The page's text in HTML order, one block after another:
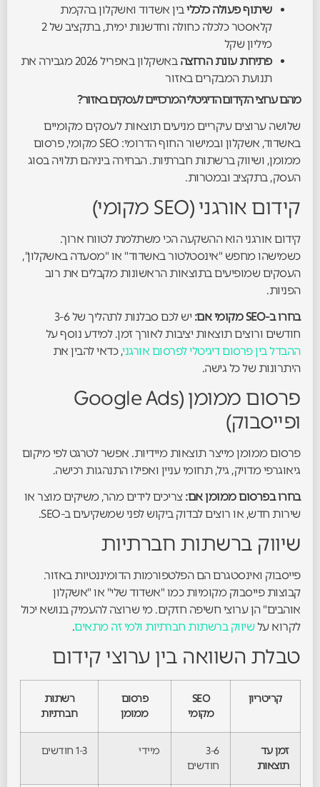
שיתוף פעולה כלכליבין אשדוד ואשקלון בהקמת
קלאסטר כלכלה כחולה וחדשנות ימית, בתקציב של 2
מיליון שקל
פתיחת עונת הרחצה
באשקלון באפריל 2026 מגבירה את
תנועת המבקרים באזור
מהם ערוצי הקידום הדיגיטלי המרכזיים לעסקים באזור?
שלושה ערוצים עיקריים מניעים תוצאות לעסקים מקומיים
באשדוד, אשקלון ובמישור החוף הדרומי: SEO מקומי, פרסום
ממומן, ושיווק ברשתות חברתיות. הבחירה ביניהם תלויה בסוג
העסק, בתקציב ובמטרות.
קידום אורגני (SEO מקומי)
קידום אורגני הוא ההשקעה הכי משתלמת לטווח ארוך.
כשמישהו מחפש "אינסטלטור באשדוד" או "מסעדה באשקלון",
העסקים שמופיעים בתוצאות הראשונות מקבלים את רוב
הפניות.
בחרו ב-SEO מקומי אם:
יש לכם סבלנות לתהליך של 3-6
חודשים ורוצים תוצאות יציבות לאורך זמן. למידע נוסף על
ההבדל בין פרסום דיגיטלי לפרסום אורגני, כדאי להבין את
היתרונות של כל גישה.
פרסום ממומן (Google Ads
ופייסבוק)
פרסום ממומן מייצר תוצאות מיידיות. אפשר לטרגט לפי מיקום
גיאוגרפי מדויק, גיל, תחומי עניין ואפילו התנהגות רכישה.
בחרו בפרסום ממומן אם: צריכים לידים מהר, משיקים מוצר או
שירות חדש, או רוצים לבדוק ביקוש לפני שמשקיעים ב-SEO.
שיווק ברשתות חברתיות
פייסבוק ואינסטגרם הם הפלטפורמות הדומיננטיות באזור.
קבוצות פייסבוק מקומיות כמו "אשדוד שלי" או "אשקלון
אוהבים" הן ערוצי חשיפה חזקים. מי שרוצה להעמיק בנושא יכול
לקרוא על שיווק ברשתות חברתיות ולמי זה מתאים.
טבלת השוואה בין ערוצי קידום
קריטריון
SEO
מקומי
פרסום
ממומן
רשתות
חברתיות
זמן עד
תוצאות
3-6
חודשים
מיידי 1-3 חודשים